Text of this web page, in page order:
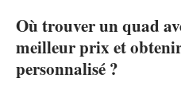
Où trouver un quad
meilleur prix et
personnalisé ?